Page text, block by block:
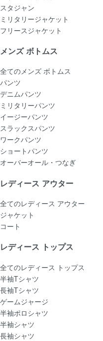
スタジャン
ミリタリージャケット
フリースジャケット
メンズ ボトムス
全てのメンズ ボトムス
パンツ
デニムパンツ
ミリタリーパンツ
イージーパンツ
スラックスパンツ
ワークパンツ
ショートパンツ
オーバーオール・つなぎ
レディース アウター
全てのレディース アウター
ジャケット
コート
レディース トップス
全てのレディース トップス
半袖Tシャツ
長袖Tシャツ
ゲームジャージ
半袖ポロシャツ
半袖シャツ
長袖シャツ